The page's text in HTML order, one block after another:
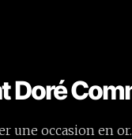
Doré
une occasion en